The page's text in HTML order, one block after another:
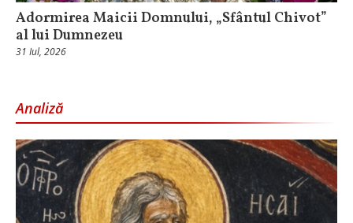
Adormirea Maicii Domnului, „Sfântul Chivot”
al lui Dumnezeu
31 Iul, 2026
Analiză